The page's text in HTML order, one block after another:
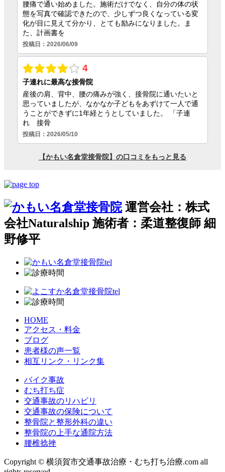
運営会社：株式
会社Naturalship 施術者：柔道整復師 細
野修平
HOME
アクセス・料金
ブログ
患者様の声一覧
相互リンク・リンク集
バイク事故
むち打ち症
交通事故のリハビリ
交通事故の保険について
整骨院と整形外科の違い
整骨院の上手な通院方法
腰椎捻挫
Copyright © 横須賀市交通事故治療・むち打ち治療.com all